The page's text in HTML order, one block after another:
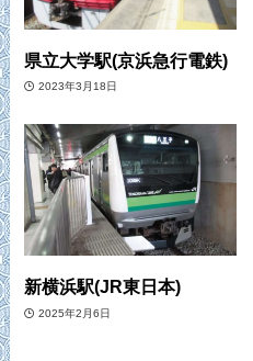
県立大学駅(京浜急行電鉄)
2023年3月18日
新横浜駅(JR東日本)
2025年2月6日